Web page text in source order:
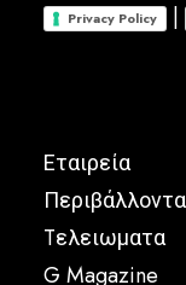
Privacy Policy |
Εταιρεία
Περιβάλλοντα
Tελειωματα
G Magazine